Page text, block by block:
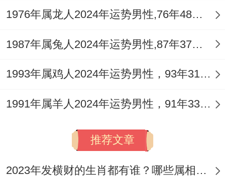
化刚，促进彼此理解与情谊绵长。
健康安危：火旺木焚，心神耗损
这是全年运势中需要高度警惕的一环。甲木
之局，健康在领域 首要看心脏、血液循环为
你、眼睛以及因肝木过燥引发的系列问题。
频繁的社交应酬，都会加剧这种五行失衡，
1976年属龙人2024年运势男性,76年48岁属龙男2024年每月运程怎么样
1987年属兔人2024年运势男性,87年37岁属兔男2024年每月运程怎么样
1993年属鸡人2024年运势男性，93年31岁属鸡男2024年每月运程怎么样
1991年属羊人2024年运势男性，91年33岁属羊男2024年每月运程怎么样
推荐文章
2023年发横财的生肖都有谁？哪些属相财运旺盛？